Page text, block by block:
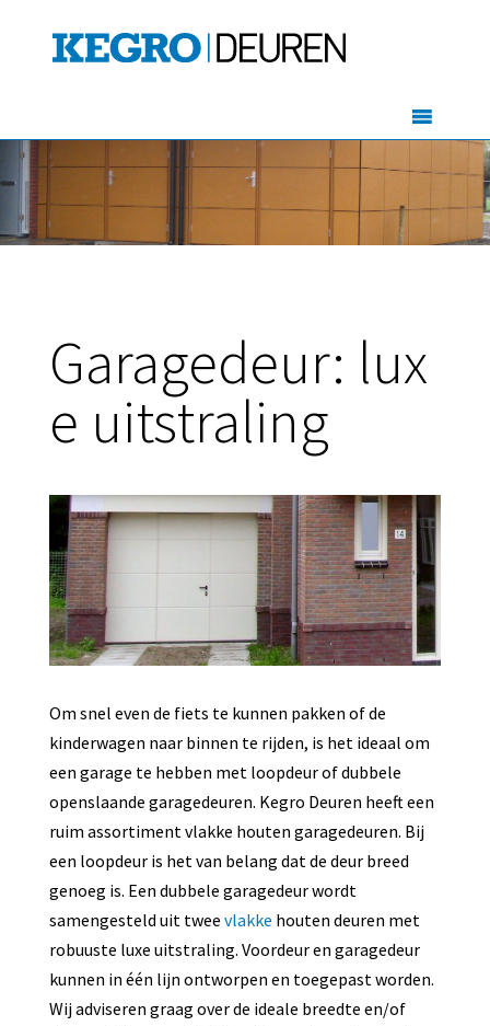
Garagedeur: lux
e uitstraling
Om snel even de fiets te kunnen pakken of de
kinderwagen naar binnen te rijden, is het ideaal om
een garage te hebben met loopdeur of dubbele
openslaande garagedeuren. Kegro Deuren heeft een
ruim assortiment vlakke houten garagedeuren. Bij
een loopdeur is het van belang dat de deur breed
genoeg is. Een dubbele garagedeur wordt
samengesteld uit twee vlakke houten deuren met
robuuste luxe uitstraling. Voordeur en garagedeur
kunnen in één lijn ontworpen en toegepast worden.
Wij adviseren graag over de ideale breedte en/of